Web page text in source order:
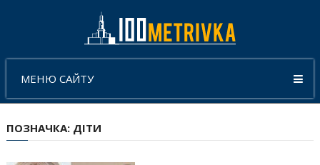
МЕНЮ САЙТУ
ПОЗНАЧКА: ДІТИ